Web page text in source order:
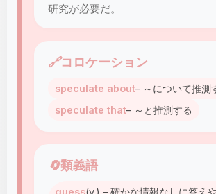
研究が必要だ。
🔗コロケーション
speculate about– ～について推測
speculate that– ～と推測する
🔄類義語